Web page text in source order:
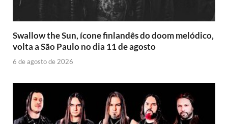
Swallow the Sun, ícone finlandês do doom melódico,
volta a São Paulo no dia 11 de agosto
6 de agosto de 2026